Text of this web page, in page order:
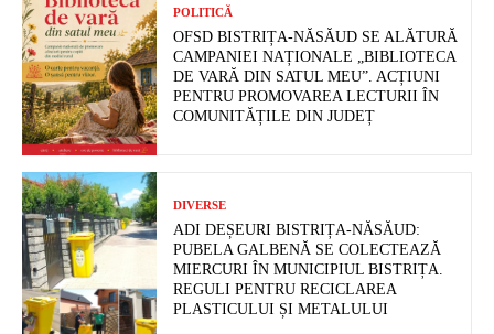
POLITICĂ
OFSD BISTRIȚA-NĂSĂUD SE ALĂTURĂ
CAMPANIEI NAȚIONALE „BIBLIOTECA
DE VARĂ DIN SATUL MEU”. ACȚIUNI
PENTRU PROMOVAREA LECTURII ÎN
COMUNITĂȚILE DIN JUDEȚ
DIVERSE
ADI DEȘEURI BISTRIȚA-NĂSĂUD:
PUBELA GALBENĂ SE COLECTEAZĂ
MIERCURI ÎN MUNICIPIUL BISTRIȚA.
REGULI PENTRU RECICLAREA
PLASTICULUI ȘI METALULUI